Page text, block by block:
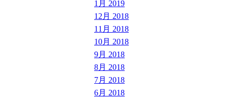
1月 2019
12月 2018
11月 2018
10月 2018
9月 2018
8月 2018
7月 2018
6月 2018